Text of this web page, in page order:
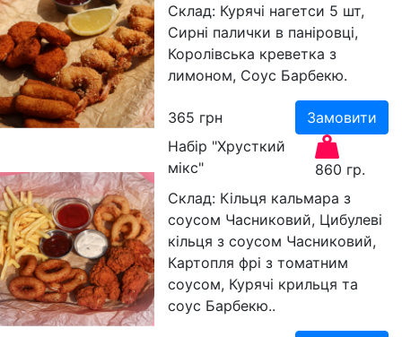
Склад: Курячі нагетси 5 шт,
Сирні палички в паніровці,
Королівська креветка з
лимоном, Соус Барбекю.
365 грн
Замовити
Набір "Хрусткий
мікс"
860 гр.
Склад: Кільця кальмара з
соусом Часниковий, Цибулеві
кільця з соусом Часниковий,
Картопля фрі з томатним
соусом, Курячі крильця та
соус Барбекю..